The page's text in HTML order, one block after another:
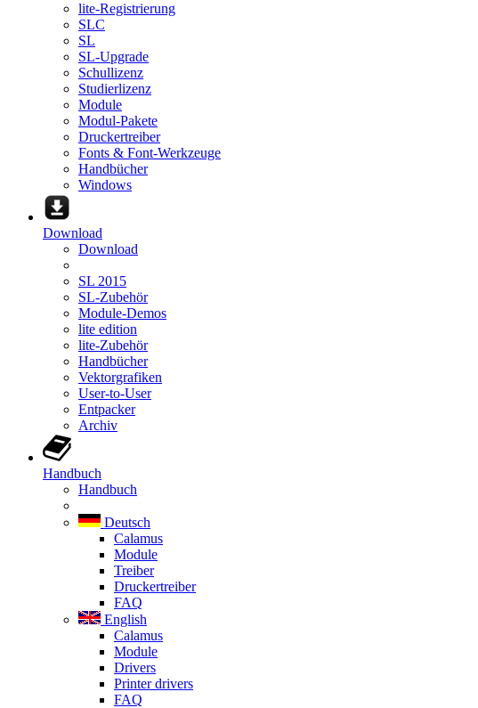
lite-Registrierung
SLC
SL
SL-Upgrade
Schullizenz
Studierlizenz
Module
Modul-Pakete
Druckertreiber
Fonts & Font-Werkzeuge
Handbücher
Windows
Download
Download
SL 2015
SL-Zubehör
Module-Demos
lite edition
lite-Zubehör
Handbücher
Vektorgrafiken
User-to-User
Entpacker
Archiv
Handbuch
Handbuch
Deutsch
Calamus
Module
Treiber
Druckertreiber
FAQ
English
Calamus
Module
Drivers
Printer drivers
FAQ